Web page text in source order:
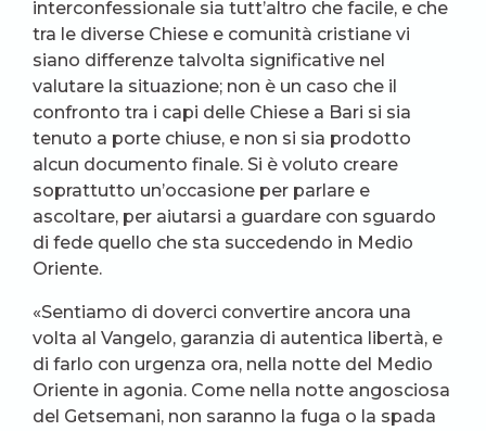
interconfessionale sia tutt’altro che facile, e che
tra le diverse Chiese e comunità cristiane vi
siano differenze talvolta significative nel
valutare la situazione; non è un caso che il
confronto tra i capi delle Chiese a Bari si sia
tenuto a porte chiuse, e non si sia prodotto
alcun documento finale. Si è voluto creare
soprattutto un’occasione per parlare e
ascoltare, per aiutarsi a guardare con sguardo
di fede quello che sta succedendo in Medio
Oriente.
«Sentiamo di doverci convertire ancora una
volta al Vangelo, garanzia di autentica libertà, e
di farlo con urgenza ora, nella notte del Medio
Oriente in agonia. Come nella notte angosciosa
del Getsemani, non saranno la fuga o la spada